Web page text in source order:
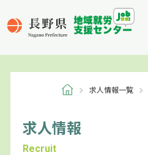
求人情報一覧
求人情報
Recruit